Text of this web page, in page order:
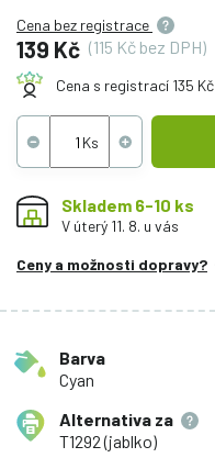
Cena bez registrace
139 Kč (115 Kč bez DPH)
Cena s registrací 135 Kč
Skladem 6-10 ks
V úterý 11. 8. u vás
Ceny a možnosti dopravy?
Barva
Cyan
Alternativa za
T1292 (jablko)